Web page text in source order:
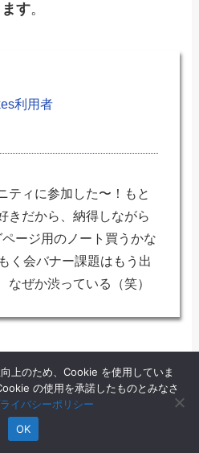
す。
利用者
ティに参加した〜！もと
きだから、納得しながら
ージ用のノート買うかな
く会バナー課題はもう出
なぜか渋っている（笑）
上のため、Cookie を使用していま
の使用を承諾したものとみなさ
イバシーポリシー
OK